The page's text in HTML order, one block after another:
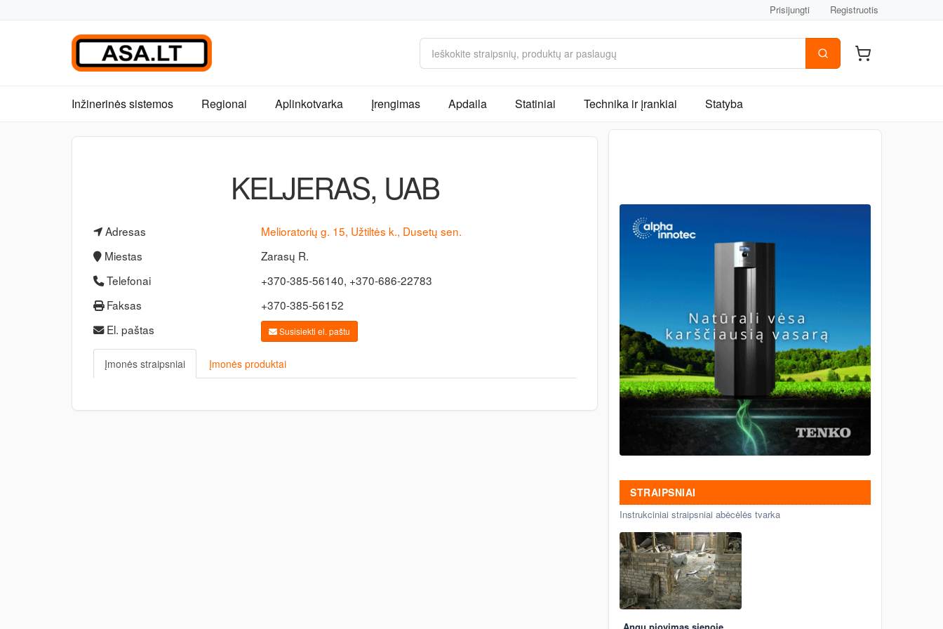
Prisijungti Registruotis
Inžinerinės sistemos Regionai Aplinkotvarka Įrengimas Apdaila Statiniai Technika ir įrankiai Statyba
KELJERAS, UAB
Adresas
Melioratorių g. 15, Užtiltės k., Dusetų sen.
Miestas
Zarasų R.
Telefonai
+370-385-56140, +370-686-22783
Faksas
+370-385-56152
El. paštas
Susisiekti el. paštu
Įmonės straipsniai Įmonės produktai
STRAIPSNIAI
Instrukciniai straipsniai abėcėlės tvarka